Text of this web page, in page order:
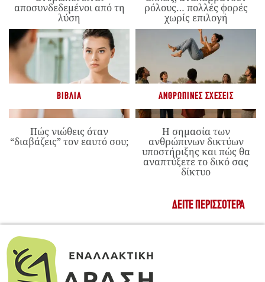
αποσυνδεδεμένοι από τη
λύση
ρόλους… πολλές φορές
χωρίς επιλογή
ΒΙΒΛΊΑ
Πώς νιώθεις όταν
“διαβάζεις” τον εαυτό σου;
ΑΝΘΡΏΠΙΝΕΣ ΣΧΈΣΕΙΣ
Η σημασία των
ανθρώπινων δικτύων
υποστήριξης και πώς θα
αναπτύξετε το δικό σας
δίκτυο
ΔΕΊΤΕ ΠΕΡΙΣΣΌΤΕΡΑ